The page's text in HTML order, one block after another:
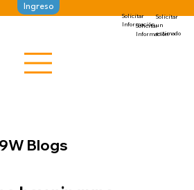
Ingreso
Solicitar
Información
Solicitar
Información
Solicitar
un
estimado
Blogs